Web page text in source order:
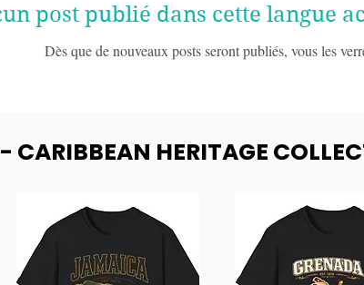
post publié dans cette langue
Dès que de nouveaux posts seront publiés, vous les
CARIBBEAN HERITAGE